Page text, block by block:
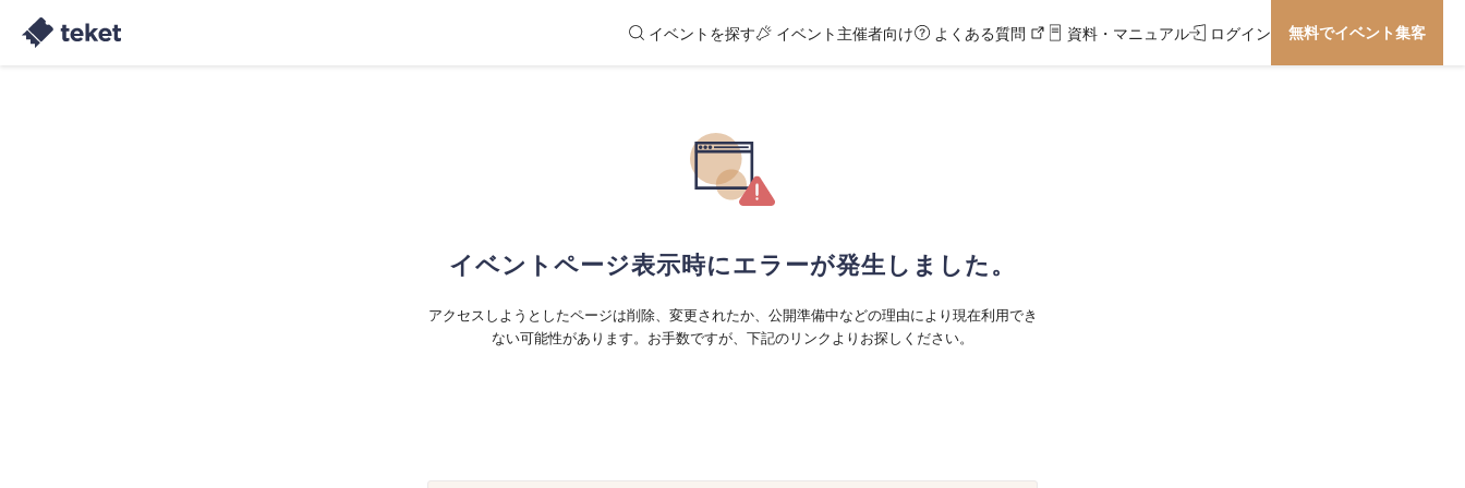
イベントを探す イベント主催者向け よくある質問 資料・マニュアル ログイン 無料でイベント集客
イベントページ表示時にエラーが発生しました。
アクセスしようとしたページは削除、変更されたか、公開準備中などの理由により現在利用でき
ない可能性があります。お手数ですが、下記のリンクよりお探しください。